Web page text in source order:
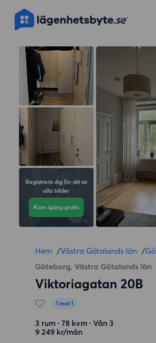
Registrera dig för att se
alla bilder
Kom igång gratis
Hem /Västra Götalands län /
Göteborg, Västra Götalands län
Viktoriagatan 20B
1 mot 1
3 rum ∙ 78 kvm ∙ Vån 3
9 249 kr/mån